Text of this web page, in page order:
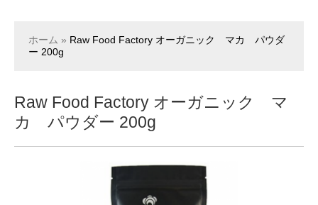
ホーム » Raw Food Factory オーガニック マカ パウダ
ー 200g
Raw Food Factory オーガニック マ
カ パウダー 200g